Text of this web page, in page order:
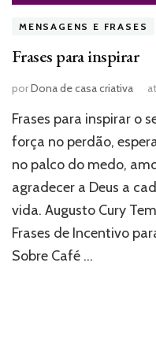
MENSAGENS E FRASES
Frases para inspirar
porDona de casa criativa
Frases para inspirar o
força no perdão,
no palco do medo,
agradecer a Deus a
vida. Augusto Cury
Frases de Incentivo
Sobre Café …